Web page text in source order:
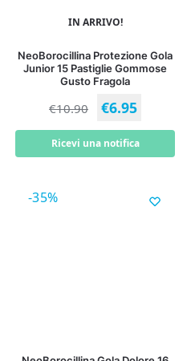
IN ARRIVO!
NeoBorocillina Protezione Gola
Junior 15 Pastiglie Gommose
Gusto Fragola
€10.90 €6.95
Ricevi una notifica
-35%